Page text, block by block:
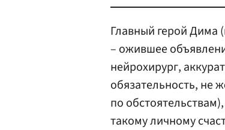
Главный герой Дима
– ожившее
нейрохирург,
обязательность, не
по
такому личному